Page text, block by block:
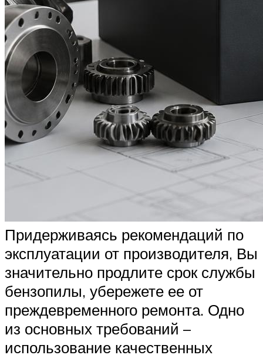
Придерживаясь рекомендаций по
эксплуатации от производителя, Вы
значительно продлите срок службы
бензопилы, убережете ее от
преждевременного ремонта. Одно
из основных требований –
использование качественных